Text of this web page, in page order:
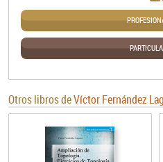
Otros libros deVíctor Fernández